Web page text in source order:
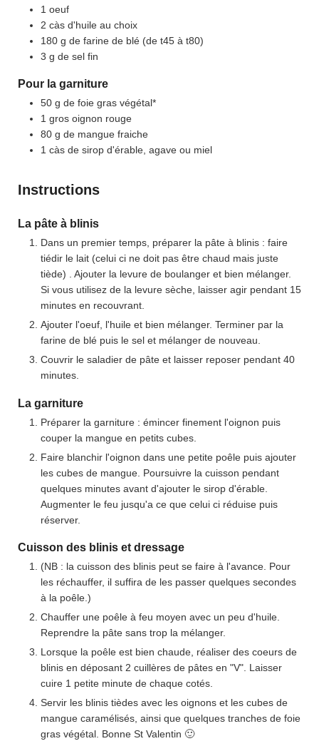
1 oeuf
2 càs d'huile au choix
180 g de farine de blé (de t45 à t80)
3 g de sel fin
Pour la garniture
50 g de foie gras végétal*
1 gros oignon rouge
80 g de mangue fraiche
1 càs de sirop d'érable, agave ou miel
Instructions
La pâte à blinis
Dans un premier temps, préparer la pâte à blinis : faire
tiédir le lait (celui ci ne doit pas être chaud mais juste
tiède) . Ajouter la levure de boulanger et bien mélanger.
Si vous utilisez de la levure sèche, laisser agir pendant 15
minutes en recouvrant.
Ajouter l'oeuf, l'huile et bien mélanger. Terminer par la
farine de blé puis le sel et mélanger de nouveau.
Couvrir le saladier de pâte et laisser reposer pendant 40
minutes.
La garniture
Préparer la garniture : émincer finement l'oignon puis
couper la mangue en petits cubes.
Faire blanchir l'oignon dans une petite poêle puis ajouter
les cubes de mangue. Poursuivre la cuisson pendant
quelques minutes avant d'ajouter le sirop d'érable.
Augmenter le feu jusqu'a ce que celui ci réduise puis
réserver.
Cuisson des blinis et dressage
(NB : la cuisson des blinis peut se faire à l'avance. Pour
les réchauffer, il suffira de les passer quelques secondes
à la poêle.)
Chauffer une poêle à feu moyen avec un peu d'huile.
Reprendre la pâte sans trop la mélanger.
Lorsque la poêle est bien chaude, réaliser des coeurs de
blinis en déposant 2 cuillères de pâtes en "V". Laisser
cuire 1 petite minute de chaque cotés.
Servir les blinis tièdes avec les oignons et les cubes de
mangue caramélisés, ainsi que quelques tranches de foie
gras végétal. Bonne St Valentin 🙂